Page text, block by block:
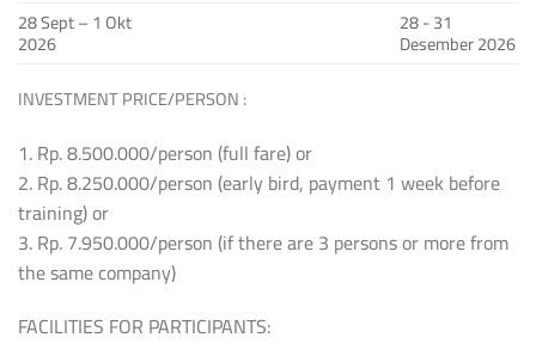
28 Sept – 1 Okt
2026
28 - 31
Desember 2026
INVESTMENT PRICE/PERSON :
1. Rp. 8.500.000/person (full fare) or
2. Rp. 8.250.000/person (early bird, payment 1 week before
training) or
3. Rp. 7.950.000/person (if there are 3 persons or more from
the same company)
FACILITIES FOR PARTICIPANTS: